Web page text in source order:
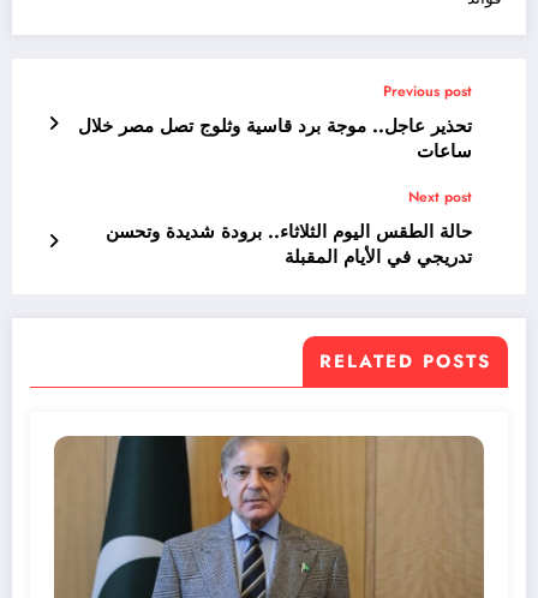
Previous post
تحذير عاجل.. موجة برد قاسية وثلوج تصل مصر خلال
ساعات
Next post
حالة الطقس اليوم الثلاثاء.. برودة شديدة وتحسن
تدريجي في الأيام المقبلة
RELATED POSTS